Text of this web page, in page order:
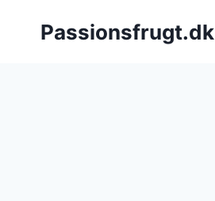
Passionsfrugt.dk